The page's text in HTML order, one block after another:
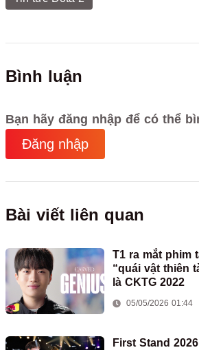
Bình luận
Bạn hãy đăng nhập để có thể
Đăng nhập
Bài viết liên quan
T1 ra mắt phim
“quái vật thiên
là CKTG 2022
05/05/2026 01:44
First Stand